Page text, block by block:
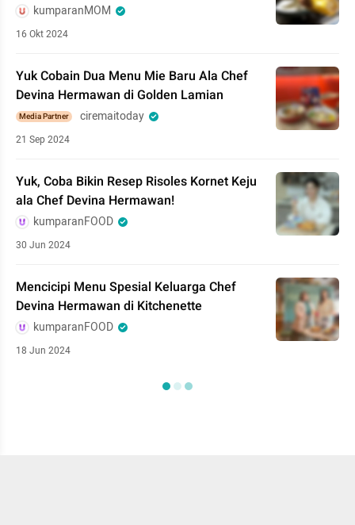
kumparanMOM
16 Okt 2024
Yuk Cobain Dua Menu Mie Baru Ala Chef
Devina Hermawan di Golden Lamian
Media Partner ciremaitoday
21 Sep 2024
Yuk, Coba Bikin Resep Risoles Kornet Keju
ala Chef Devina Hermawan!
kumparanFOOD
30 Jun 2024
Mencicipi Menu Spesial Keluarga Chef
Devina Hermawan di Kitchenette
kumparanFOOD
18 Jun 2024